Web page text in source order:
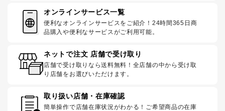
オンラインサービス一覧
便利なオンラインサービスをご紹介！24時間365日商
品購入や便利なサービスがご利用可能。
ネットで注文 店舗で受け取り
店舗で受け取りなら送料無料！全店舗の中から受け取
り店舗をお選びいただけます。
取り扱い店舗・在庫確認
簡単操作で店舗在庫状況がわかる！ご希望商品の在庫